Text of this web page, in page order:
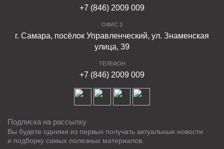
+7 (846) 2009 009
ОФИС 3
г. Самара, посёлок Управленческий, ул. Знаменская
улица, 39
ТЕЛЕФОН
+7 (846) 2009 009
Подписка на рассылку
Вы будете одними из первых получать актуальные новости
и подборку самых полезных материалов.